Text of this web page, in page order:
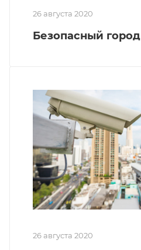
26 августа 2020
Безопасный город
26 августа 2020